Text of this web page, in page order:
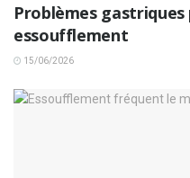
Problèmes
essoufflement
15/06/2026